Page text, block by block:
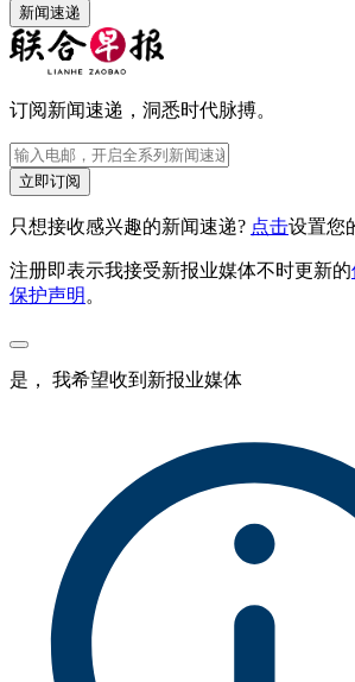
新闻速递
订阅新闻速递，洞悉时代脉搏。
立即订阅
只想接收感兴趣的新闻速递? 点击设置您
注册即表示我接受新报业媒体不时更新的
保护声明 。
是， 我希望收到新报业媒体